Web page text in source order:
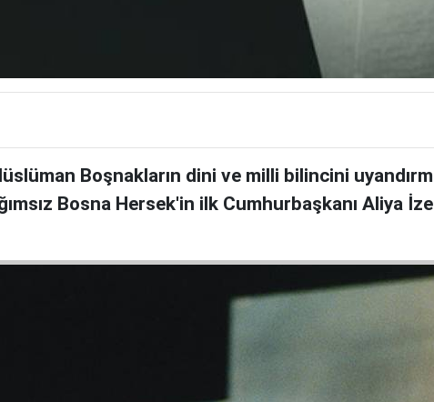
Boşnakların dini ve milli bilincini
Bosna Hersek'in ilk Cumhurbaşkanı Aliya